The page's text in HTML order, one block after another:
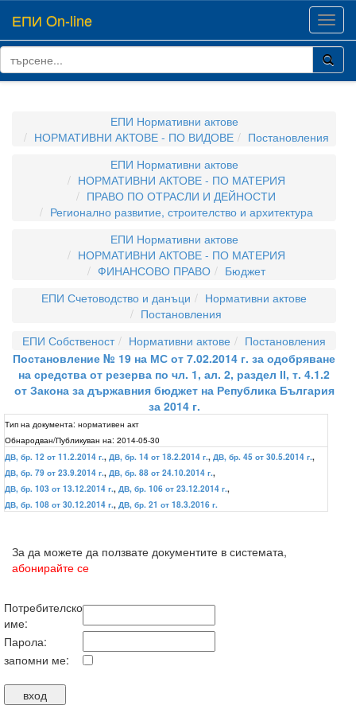
ЕПИ On-line
ЕПИ Нормативни актове
НОРМАТИВНИ АКТОВЕ - ПО ВИДОВЕ
Постановления
ЕПИ Нормативни актове
НОРМАТИВНИ АКТОВЕ - ПО МАТЕРИЯ
ПРАВО ПО ОТРАСЛИ И ДЕЙНОСТИ
Регионално развитие, строителство и архитектура
ЕПИ Нормативни актове
НОРМАТИВНИ АКТОВЕ - ПО МАТЕРИЯ
ФИНАНСОВО ПРАВО
Бюджет
ЕПИ Счетоводство и данъци
Нормативни актове
Постановления
ЕПИ Собственост
Нормативни актове
Постановления
Постановление № 19 на МС от 7.02.2014 г. за одобряване
на средства от резерва по чл. 1, ал. 2, раздел ІІ, т. 4.1.2
от Закона за държавния бюджет на Република България
за 2014 г.
Тип на документа: нормативен акт
Обнародван/Публикуван на: 2014-05-30
ДВ, бр. 12 от 11.2.2014 г., ДВ, бр. 14 от 18.2.2014 г., ДВ, бр. 45 от 30.5.2014 г.,
ДВ, бр. 79 от 23.9.2014 г., ДВ, бр. 88 от 24.10.2014 г.,
ДВ, бр. 103 от 13.12.2014 г., ДВ, бр. 106 от 23.12.2014 г.,
ДВ, бр. 108 от 30.12.2014 г., ДВ, бр. 21 от 18.3.2016 г.
За да можете да ползвате документите в системата,
абонирайте се
Потребителско
име:
Парола:
запомни ме: